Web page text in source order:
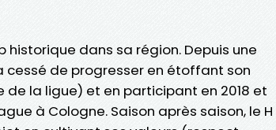
historique dans sa région. Depuis une
de progresser en étoffant son
de la ligue) et en participant en 2018 et
à Cologne. Saison après saison, le H